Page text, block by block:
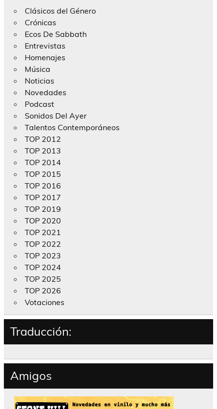
Clásicos del Género
Crónicas
Ecos De Sabbath
Entrevistas
Homenajes
Música
Noticias
Novedades
Podcast
Sonidos Del Ayer
Talentos Contemporáneos
TOP 2012
TOP 2013
TOP 2014
TOP 2015
TOP 2016
TOP 2017
TOP 2019
TOP 2020
TOP 2021
TOP 2022
TOP 2023
TOP 2024
TOP 2025
TOP 2026
Votaciones
Traducción:
Amigos